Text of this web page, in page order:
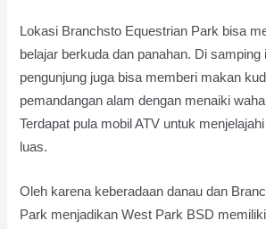
Lokasi Branchsto Equestrian Park bisa
belajar berkuda dan panahan. Di samping
pengunjung juga bisa memberi makan
pemandangan alam dengan menaiki
Terdapat pula mobil ATV untuk
luas.
Oleh karena keberadaan danau dan
Park menjadikan West Park BSD